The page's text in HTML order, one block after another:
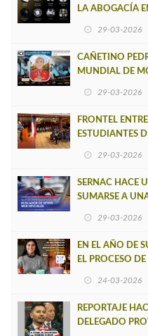
LA ABOGACÍA
29-03-2026
CAÑETINO
MUNDIAL DE
29-03-2026
FRONTEL
ESTUDIANTES
29-03-2026
SERNAC HACE
SUMARSE A
29-03-2026
EN EL AÑO DE
EL PROCESO
24-03-2026
REPORTAJE
DELEGADO